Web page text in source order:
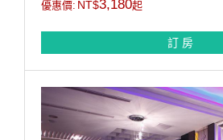
優惠價: NT$3,180起
訂 房